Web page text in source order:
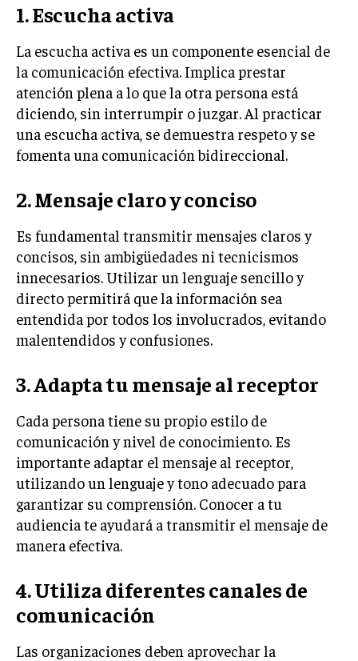
FINANZAS Y CONTABILIDAD
GESTIÓN DE RECURSOS FINANCIEROS
INVERSIONES Y MERCADOS FINANCIEROS
CONTABILIDAD EMPRESARIAL
ECONOMÍA EMPRESARIAL
INTERNACIONAL
COMERCIO INTERNACIONAL
EXPANSIÓN GLOBAL
IMPORTACIÓN Y EXPORTACIÓN
ALIANZAS ESTRATÉGICAS
TECNOLOGIA
SOSTENIBILIDAD Y MEDIO AMBIENTE
GESTIÓN DE LA INNOVACIÓN TECNOLÓGICA
TRANSFORMACIÓN DIGITAL
ANALÍTICA EMPRESARIAL Y BUSINESS
INTELLIGENCE
CIBERSEGURIDAD EMPRESARIAL
EMPRESAS FAMILIARES Y SUCESIÓN
GESTIÓN DEL RIESGO EMPRESARIAL
NEGOCIACIÓN Y RESOLUCIÓN DE CONFLICTOS
1. Escucha activa
La escucha activa es un componente esencial de
la comunicación efectiva. Implica prestar
atención plena a lo que la otra persona está
diciendo, sin interrumpir o juzgar. Al practicar
una escucha activa, se demuestra respeto y se
fomenta una comunicación bidireccional.
2. Mensaje claro y conciso
Es fundamental transmitir mensajes claros y
concisos, sin ambigüedades ni tecnicismos
innecesarios. Utilizar un lenguaje sencillo y
directo permitirá que la información sea
entendida por todos los involucrados, evitando
malentendidos y confusiones.
3. Adapta tu mensaje al receptor
Cada persona tiene su propio estilo de
comunicación y nivel de conocimiento. Es
importante adaptar el mensaje al receptor,
utilizando un lenguaje y tono adecuado para
garantizar su comprensión. Conocer a tu
audiencia te ayudará a transmitir el mensaje de
manera efectiva.
4. Utiliza diferentes canales de
comunicación
Las organizaciones deben aprovechar la